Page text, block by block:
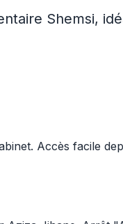
Shemsi,
Accès facile